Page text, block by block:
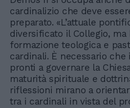
cardinalizio che deve
preparato. «L’attuale
diversificato il Collegio,
formazione teologica e
cardinali. È necessario che
pronti a governare la
maturità spirituale e
riflessioni mirano a
tra i cardinali in vista del